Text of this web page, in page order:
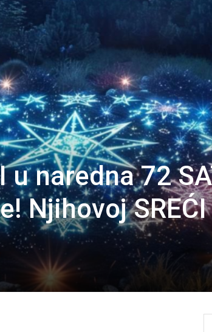
u naredna 72
Njihovoj SREĆI